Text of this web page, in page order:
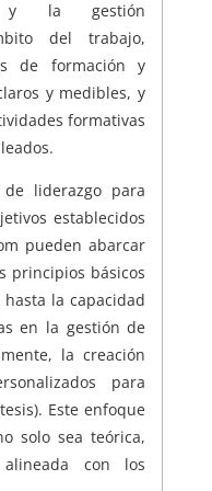
y la gestión
del trabajo,
de formación y
y medibles, y
formativas
liderazgo para
establecidos
pueden abarcar
principios básicos
la capacidad
en la gestión de
la creación
para
Este enfoque
solo sea teórica,
con los